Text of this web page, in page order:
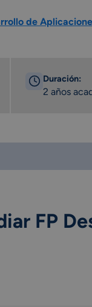
de
Duración:
2 años
FP